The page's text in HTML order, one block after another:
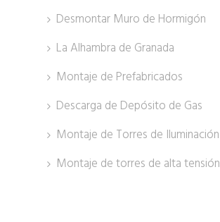
Desmontar Muro de Hormigón
La Alhambra de Granada
Montaje de Prefabricados
Descarga de Depósito de Gas
Montaje de Torres de Iluminación
Montaje de torres de alta tensión